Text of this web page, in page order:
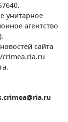
унитарное
агентство
сайта